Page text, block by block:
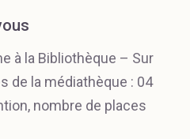
à la Bibliothèque – Sur
de la médiathèque : 04
nombre de places